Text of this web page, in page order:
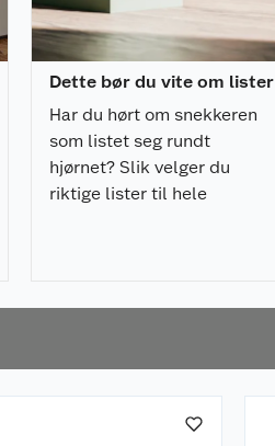
Dette bør du vite om lister
Har du hørt om snekkeren
som listet seg rundt
hjørnet? Slik velger du
riktige lister til hele